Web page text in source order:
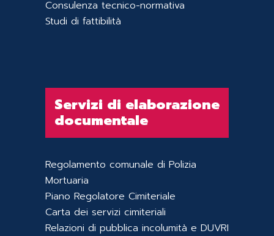
Consulenza tecnico-normativa
Studi di fattibilità
Servizi di elaborazione
documentale
Regolamento comunale di Polizia
Mortuaria
Piano Regolatore Cimiteriale
Carta dei servizi cimiteriali
Relazioni di pubblica incolumità e DUVRI